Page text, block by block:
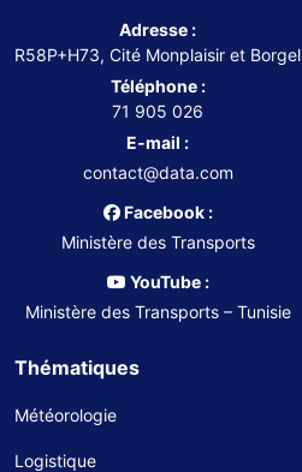
Adresse :
R58P+H73, Cité Monplaisir et Borgel
Téléphone :
71 905 026
E-mail :
contact@data.com
Facebook :
Ministère des Transports
YouTube :
Ministère des Transports – Tunisie
Thématiques
Météorologie
Logistique